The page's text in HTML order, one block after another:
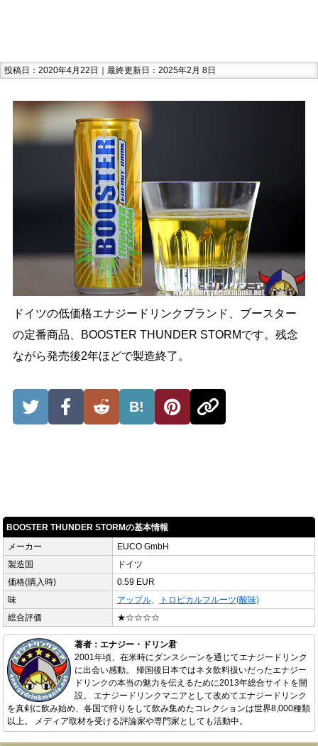
投稿日：2020年4月22日｜最終更新日：2025年2月 8日
ドイツの低価格エナジードリンクブランド、ブースター
の定番商品、BOOSTER THUNDER STORMです。残念
ながら発売後2年ほどで製造終了。
B!
BOOSTER THUNDER STORMの基本情報
メーカー
EUCO GmbH
製造国
ドイツ
価格(購入時)
0.59 EUR
味
アップル、
トロピカルフルーツ(酸味)
総合評価
★☆☆☆☆
著者：エナジー・ドリン君
2001年頃、在米時にダンスシーンを通じてエナジードリンク
に出会い感動。 帰国後日本ではネタ飲料扱いだったエナジー
ドリンクの本当の魅力を伝えるために2013年総合サイトを開
設。 エナジードリンクマニアとして改めてエナジードリンク
を真剣に飲み始め、各国で狩りをして飲み集めたコレクションは世界8,000種類
以上。 メディア取材を受ける評論家や専門家としても活動中。